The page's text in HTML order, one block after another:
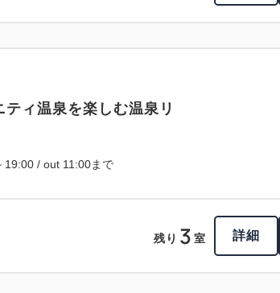
ィ温泉を楽しむ温泉リ
19:00 / out 11:00まで
残り 3 室 詳細